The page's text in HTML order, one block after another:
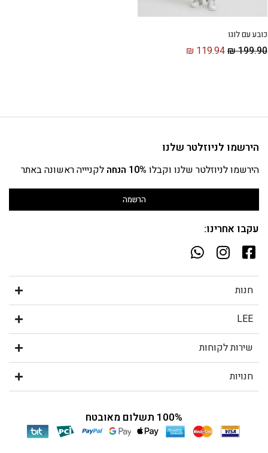
כובע עם לוגו
₪199.90
₪ 119.94
הירשמו לניוזלטר שלנו
הירשמו לניוזלטר שלנו וקבלו 10% הנחה לקניייה ראשונה באתר
הרשמה
עקבו אחרינו:
חנות
LEE
שירות לקוחות
חנויות
100% תשלום מאובטח